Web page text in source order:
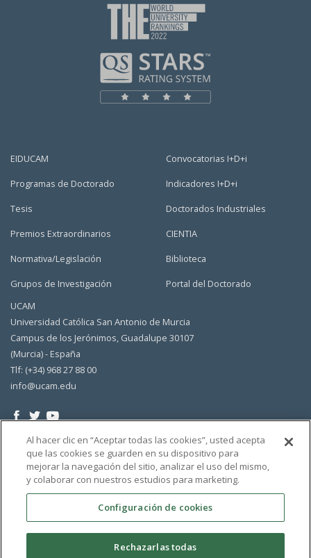
EIDUCAM
Programas de Doctorado
Tesis
Premios Extraordinarios
Normativa/Legislación
Grupos de Investigación
Convocatorias I+D+i
Indicadores I+D+i
Doctorados Industriales
CIENTIA
Biblioteca
Portal del Doctorado
UCAM
Universidad Católica San Antonio de Murcia
Campus de los Jerónimos, Guadalupe 30107
(Murcia) - España
Tlf: (+34) 968 27 88 00
info@ucam.edu
Al hacer clic en “Aceptar todas las cookies”, usted acepta
que las cookies se guarden en su dispositivo para
mejorar la navegación del sitio, analizar el uso del mismo,
y colaborar con nuestros estudios para marketing.
Configuración de cookies
Rechazarlas todas